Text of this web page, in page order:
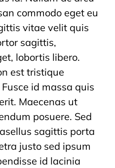
commodo eget eu
vitae velit quis
sagittis,
lobortis libero.
est tristique
id massa quis
Maecenas ut
posuere. Sed
sagittis porta
justo sed ipsum
id lacinia